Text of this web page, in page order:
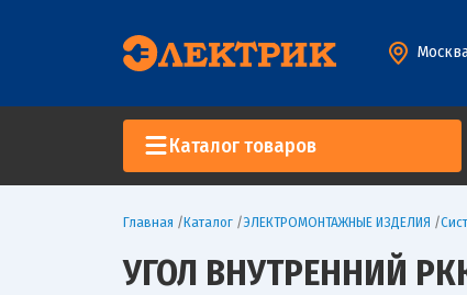
Каталог товаров
Главная /Каталог /ЭЛЕКТРОМОНТАЖНЫЕ ИЗДЕЛИЯ /
УГОЛ ВНУТРЕННИЙ